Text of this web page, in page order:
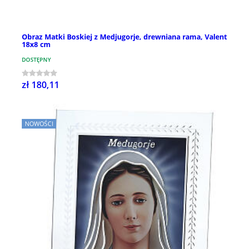
Obraz Matki Boskiej z Medjugorje, drewniana rama,
18x8 cm
DOSTĘPNY
zł 180,11
NOWOŚCI